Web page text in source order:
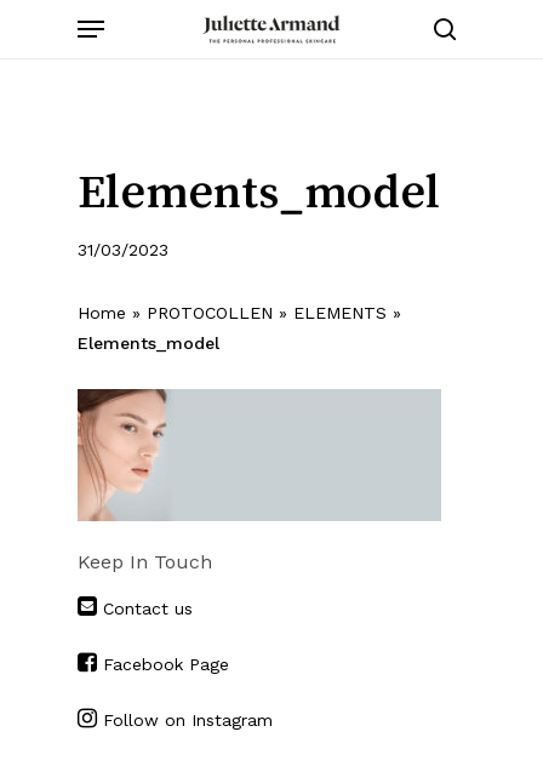
Menu
Elements_model
31/03/2023
Home » PROTOCOLLEN » ELEMENTS »
Elements_model
Keep In Touch
Contact us
Facebook Page
Follow on Instagram